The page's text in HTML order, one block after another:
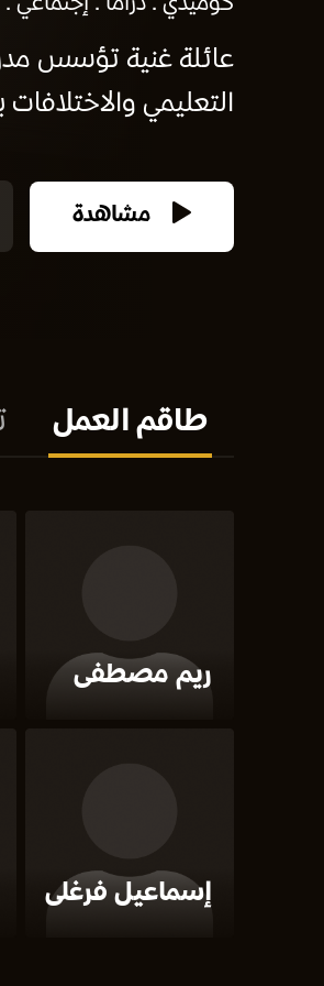
عائلة غنية تؤسس
التعليمي
مشاهدة
طاقم العمل
ريم مصطفى
إسماعيل فرغلى